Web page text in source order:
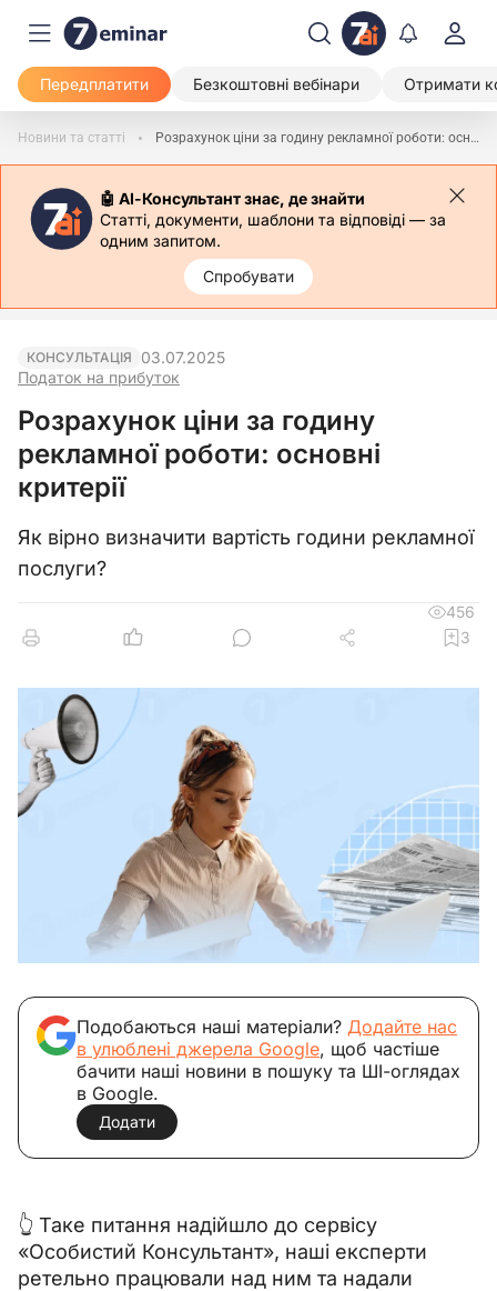
Передплатити Безкоштовні вебінари Отримати
Новини та статті Розрахунок ціни за годину рекламної роботи: основні критерії
🤖 АІ-Консультант знає, де знайти
Статті, документи, шаблони та відповіді — за
одним запитом.
Спробувати
КОНСУЛЬТАЦІЯ
Податок на прибуток
03.07.2025
Розрахунок ціни за годину
рекламної роботи: основні
критерії
Як вірно визначити вартість години рекламної
послуги?
456
3
Подобаються наші матеріали? Додайте нас
в улюблені джерела Google, щоб частіше
бачити наші новини в пошуку та ШІ-оглядах
в Google.
Додати
👆 Таке питання надійшло до сервісу
«Особистий Консультант», наші експерти
ретельно працювали над ним та надали